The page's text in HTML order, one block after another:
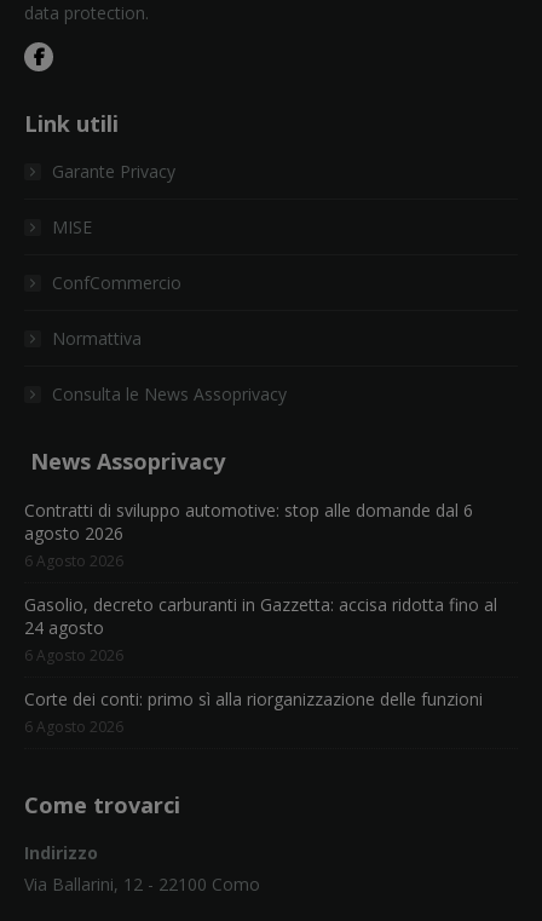
data protection.
Link utili
Garante Privacy
MISE
ConfCommercio
Normattiva
Consulta le News Assoprivacy
News Assoprivacy
Contratti di sviluppo automotive: stop alle domande dal 6
agosto 2026
6 Agosto 2026
Gasolio, decreto carburanti in Gazzetta: accisa ridotta fino al
24 agosto
6 Agosto 2026
Corte dei conti: primo sì alla riorganizzazione delle funzioni
6 Agosto 2026
Come trovarci
Indirizzo
Via Ballarini, 12 - 22100 Como